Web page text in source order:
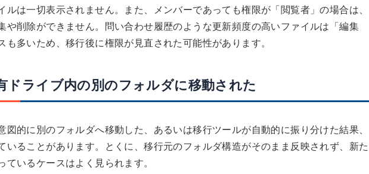
は一切表示されません。また、メンバーであっても権限が「閲覧者」の場合は、
や削除ができません。問い合わせ履歴のような更新頻度の高いファイルは「編集
多いため、移行後に権限が見直された可能性があります。
ドライブ内の別のフォルダに移動された
的に別のフォルダへ移動した、あるいは移行ツールが自動的に振り分けた結果、
いることがあります。とくに、移行元のフォルダ構造がそのまま反映されず、新た
いるケースはよく見られます。